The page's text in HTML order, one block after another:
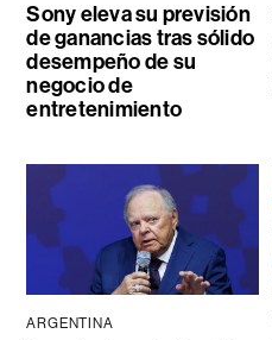
Sony eleva su previsión
de ganancias tras sólido
desempeño de su
negocio de
entretenimiento
ARGENTINA